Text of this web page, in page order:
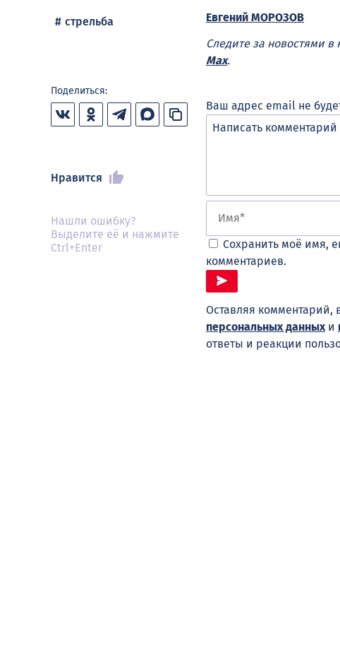
стрельба
Поделиться:
Нравится
Нашли ошибку?
Выделите её и нажмите
Ctrl+Enter
Евгений МОРОЗОВ
Следите за новостями в
Max.
Ваш адрес email не
Сохранить моё имя,
комментариев.
Оставляя комментарий,
персональных данных и
ответы и реакции